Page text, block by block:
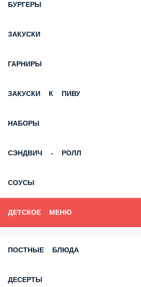
БУРГЕРЫ
ЗАКУСКИ
ГАРНИРЫ
ЗАКУСКИ К ПИВУ
НАБОРЫ
СЭНДВИЧ - РОЛЛ
СОУСЫ
ДЕТСКОЕ МЕНЮ
ПОСТНЫЕ БЛЮДА
ДЕСЕРТЫ